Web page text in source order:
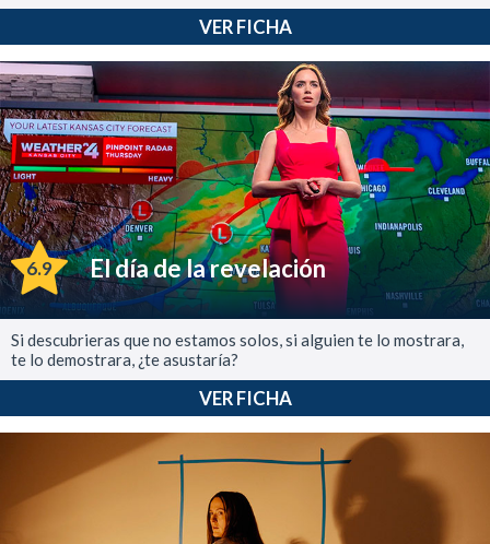
VER FICHA
6.9 El día de la revelación
Si descubrieras que no estamos solos, si alguien te lo mostrara,
te lo demostrara, ¿te asustaría?
VER FICHA